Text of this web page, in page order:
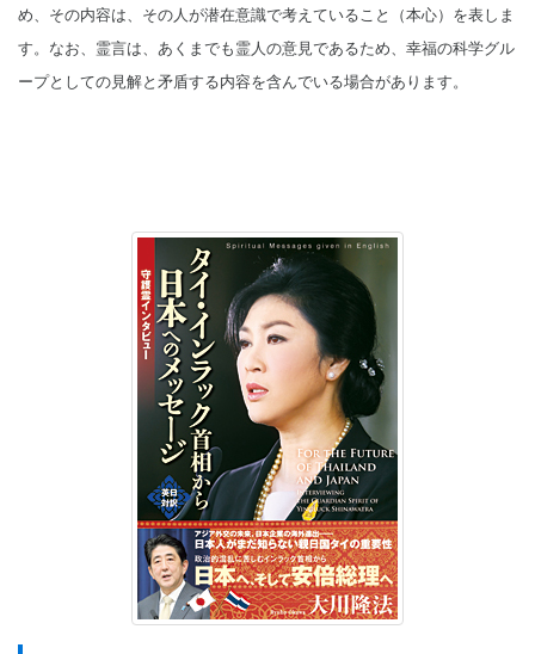
め、その内容は、その人が潜在意識で考えていること（本心）を表しま
す。なお、霊言は、あくまでも霊人の意見であるため、幸福の科学グル
ープとしての見解と矛盾する内容を含んでいる場合があります。